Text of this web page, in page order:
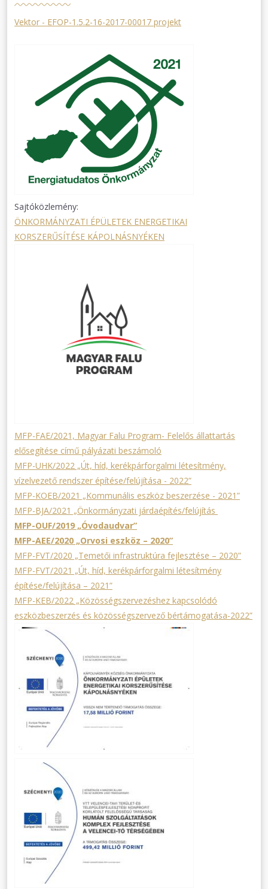
Vektor - EFOP-1.5.2-16-2017-00017 projekt
Sajtóközlemény:
ÖNKORMÁNYZATI ÉPÜLETEK ENERGETIKAI
KORSZERŰSÍTÉSE KÁPOLNÁSNYÉKEN
MFP-FAE/2021, Magyar Falu Program- Felelős állattartás
elősegítése című pályázati beszámoló
MFP-UHK/2022 „Út, híd, kerékpárforgalmi létesítmény,
vízelvezető rendszer építése/felújítása - 2022”
MFP-KOEB/2021 „Kommunális eszköz beszerzése - 2021”
MFP-BJA/2021 „Önkormányzati járdaépítés/felújítás
MFP-OUF/2019 „Óvodaudvar”
MFP-AEE/2020 „Orvosi eszköz – 2020”
MFP-FVT/2020 „Temetői infrastruktúra fejlesztése – 2020”
MFP-FVT/2021 „Út, híd, kerékpárforgalmi létesítmény
építése/felújítása – 2021”
MFP-KEB/2022 „Közösségszervezéshez kapcsolódó
eszközbeszerzés és közösségszervező bértámogatása-2022”